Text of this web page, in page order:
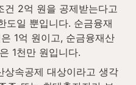
건 2억 원을 공제받는다고
도일 뿐입니다. 순금융재
1억 원이고, 순금융재산
1천만 원입니다.
상속공제 대상이라고 생각